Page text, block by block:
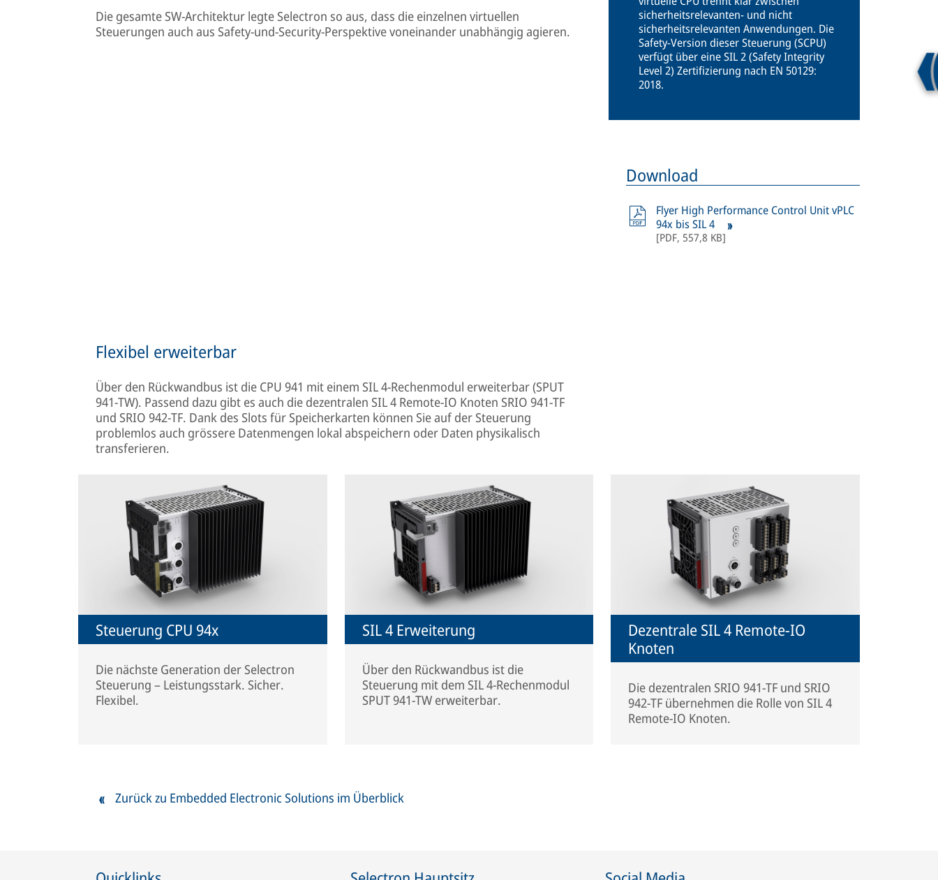
Die gesamte SW-Architektur legte Selectron so aus, dass die einzelnen virtuellen
Steuerungen auch aus Safety-und-Security-Perspektive voneinander unabhängig agieren.
sicherheitsrelevanten- und nicht
sicherheitsrelevanten Anwendungen. Die
Safety-Version dieser Steuerung (SCPU)
verfügt über eine SIL 2 (Safety Integrity
Level 2) Zertifizierung nach EN 50129:
2018.
Download
Flyer High Performance Control Unit vPLC
94x bis SIL 4
[PDF, 557,8 KB]
Flexibel erweiterbar
Über den Rückwandbus ist die CPU 941 mit einem SIL 4-Rechenmodul erweiterbar (SPUT
941-TW). Passend dazu gibt es auch die dezentralen SIL 4 Remote-IO Knoten SRIO 941-TF
und SRIO 942-TF. Dank des Slots für Speicherkarten können Sie auf der Steuerung
problemlos auch grössere Datenmengen lokal abspeichern oder Daten physikalisch
transferieren.
Steuerung CPU 94x
Die nächste Generation der Selectron
Steuerung – Leistungsstark. Sicher.
Flexibel.
SIL 4 Erweiterung
Über den Rückwandbus ist die
Steuerung mit dem SIL 4-Rechenmodul
SPUT 941-TW erweiterbar.
Dezentrale SIL 4 Remote-IO
Knoten
Die dezentralen SRIO 941-TF und SRIO
942-TF übernehmen die Rolle von SIL 4
Remote-IO Knoten.
Zurück zu Embedded Electronic Solutions im Überblick